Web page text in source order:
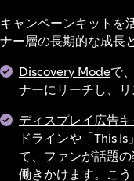
キャンペーンキットを
ナー層の長期的な成長
Discovery Modeで
ナーにリーチし、リ
ディスプレイ広告
ドラインや「This
て、ファンが話題
働きかけます。こ